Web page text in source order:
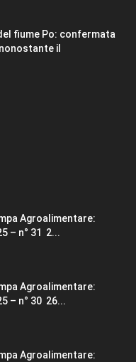
fiume Po: confermata
nonostante il
Agroalimentare:
– n° 31 2...
Agroalimentare:
– n° 30 26...
Agroalimentare: